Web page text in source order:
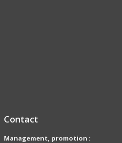
Contact
Management, promotion :